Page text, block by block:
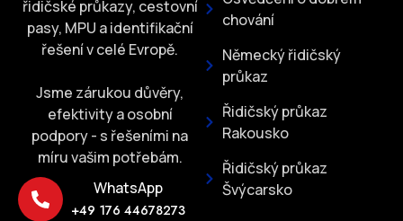
řidičské průkazy, cestovní
pasy, MPU a identifikační
řešení v celé Evropě.
Jsme zárukou důvěry,
efektivity a osobní
podpory - s řešeními na
míru vašim potřebám.
WhatsApp
+49 176 44678273
chování
Německý řidičský
průkaz
Řidičský průkaz
Rakousko
Řidičský průkaz
Švýcarsko